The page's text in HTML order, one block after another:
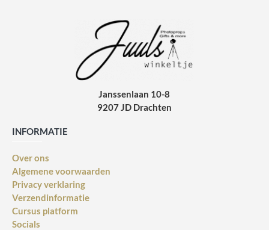
Janssenlaan 10-8
9207 JD Drachten
INFORMATIE
Over ons
Algemene voorwaarden
Privacy verklaring
Verzendinformatie
Cursus platform
Socials